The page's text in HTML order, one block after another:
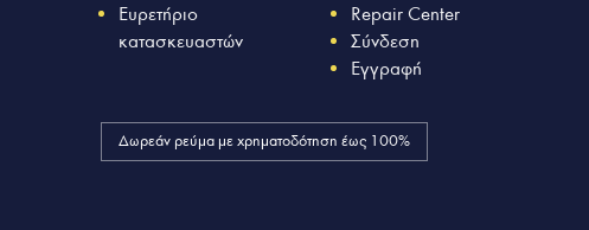
Ευρετήριο
κατασκευαστών
Δωρεάν ρεύμα με χρηματοδότηση έως 100%
Repair Center
Σύνδεση
Εγγραφή